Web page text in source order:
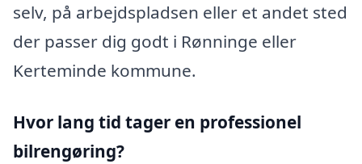
selv, på arbejdspladsen eller et andet sted
der passer dig godt i Rønninge eller
Kerteminde kommune.
Hvor lang tid tager en professionel
bilrengøring?